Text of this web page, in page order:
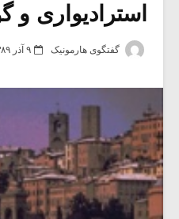
استرادیواری و
گفتگوی هارمونیک ۹ آذر ۱۳۸۹